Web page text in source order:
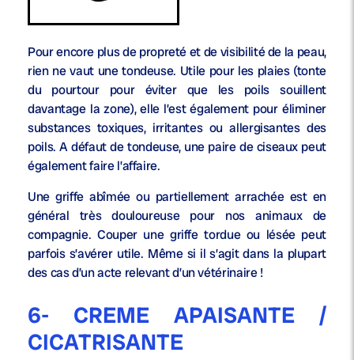
Pour encore plus de propreté et de visibilité de la peau,
rien ne vaut une tondeuse. Utile pour les plaies (tonte
du pourtour pour éviter que les poils souillent
davantage la zone), elle l’est également pour éliminer
substances toxiques, irritantes ou allergisantes des
poils. A défaut de tondeuse, une paire de ciseaux peut
également faire l’affaire.
Une griffe abîmée ou partiellement arrachée est en
général très douloureuse pour nos animaux de
compagnie. Couper une griffe tordue ou lésée peut
parfois s’avérer utile. Même si il s’agit dans la plupart
des cas d’un acte relevant d’un vétérinaire !
6- CREME APAISANTE /
CICATRISANTE